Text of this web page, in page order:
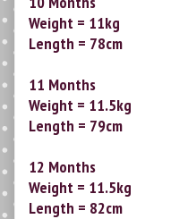
11 Months
Weight = 11.5kg
Length = 79cm
12 Months
Weight = 11.5kg
Length = 82cm
::MY SON MEGAT
NUFAIL ANAQI @ FAYEL